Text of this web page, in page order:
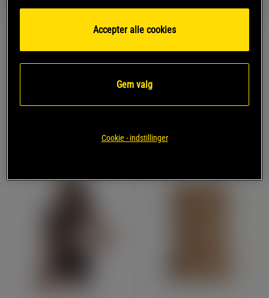
ICANIWILL
Sport-BH Lyslilla
96 kr
319 kr
Accepter alle cookies
Gem valg
Cookie - indstillinger